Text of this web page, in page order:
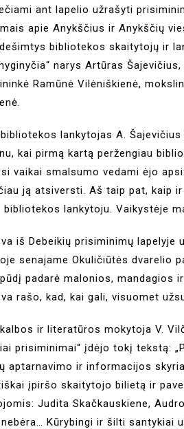
ant lapelio užrašyti
apie Anykščius ir Anykščių
bibliotekos skaitytojų ir
narys Artūras
Ramūnė Vilėniškienė,
lankytojas A.
kai pirmą kartą peržengiau
vaikai smalsumo vedami ėjo
ją atsiversti. Aš taip pat, kaip
bibliotekos lankytoju. Vaikystėje
iš Debeikių prisiminimų
senajame Okuličiūtės dvarelio
padarė malonios, mandagios
rašo, kad, kai gali, visuomet
ir literatūros mokytoja V.
prisiminimai“ įdėjo tokį tekstą:
aptarnavimo ir informacijos
įpiršo skaitytojo bilietą ir
Judita Skačkauskiene,
Kūrybingi ir šilti santykiai